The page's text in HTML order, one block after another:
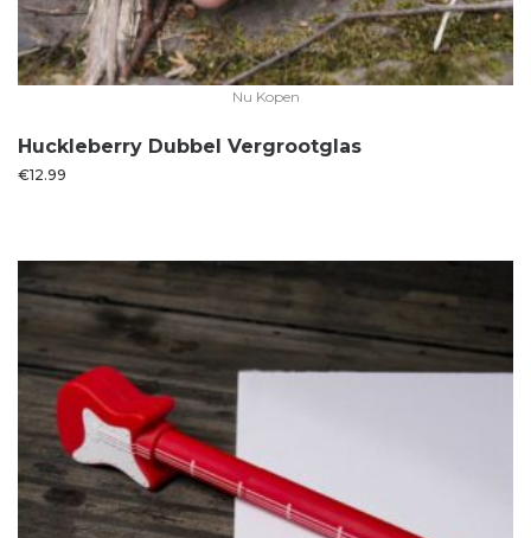
Nu Kopen
Huckleberry Dubbel Vergrootglas
€12.99